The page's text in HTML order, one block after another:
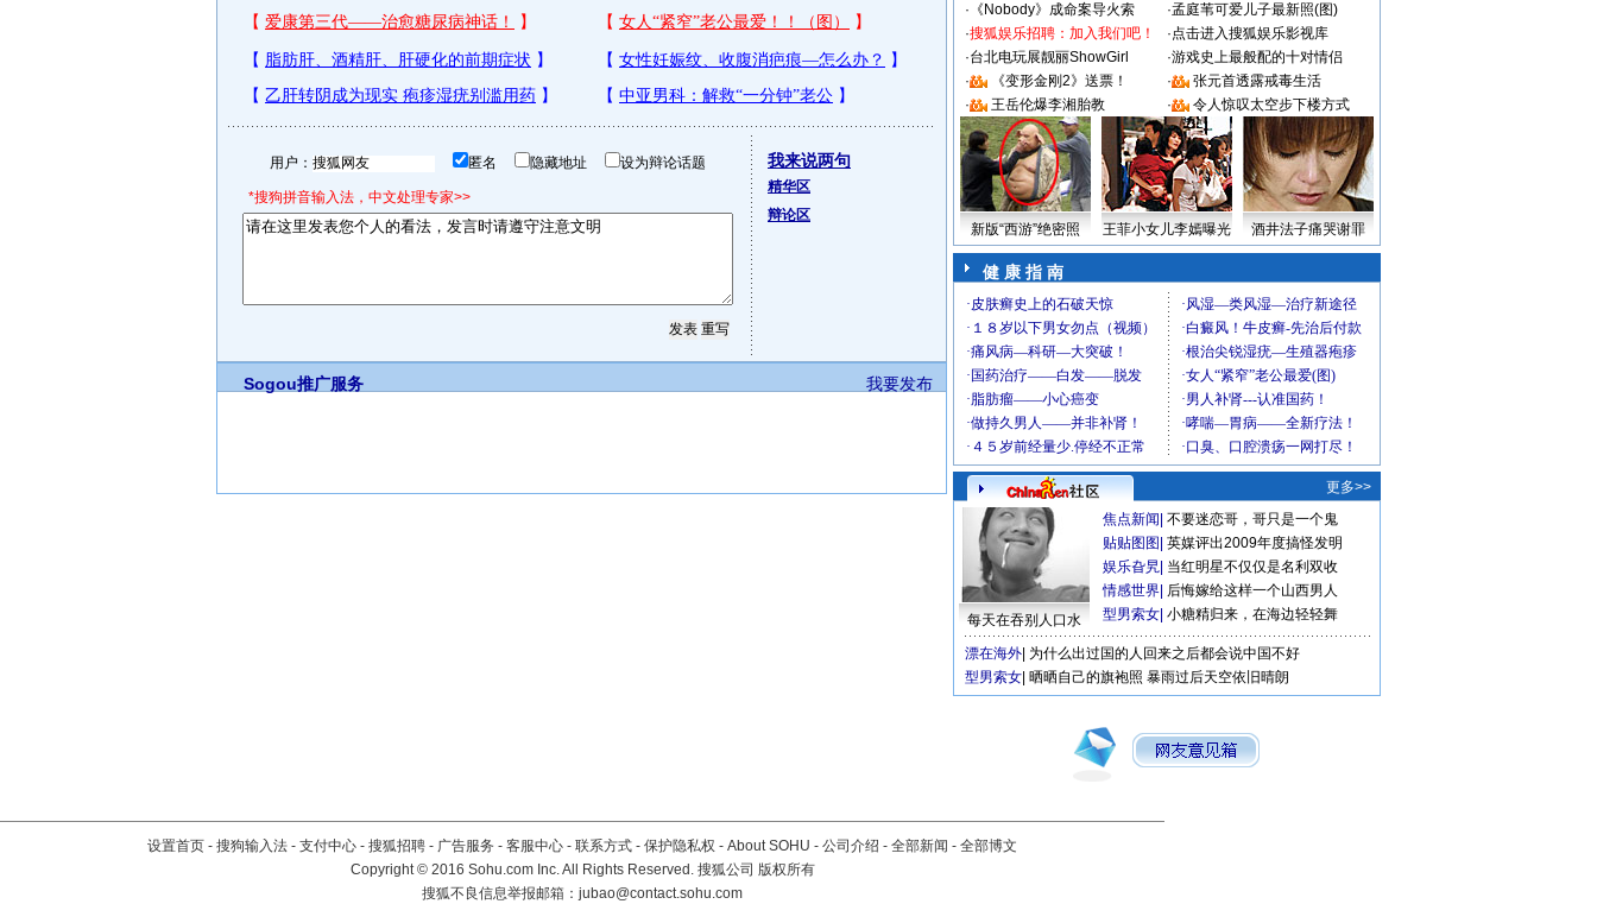
用户： 匿名 隐藏地址 设为辩论话题
*搜狗拼音输入法，中文处理专家>>
我来说两句
精华区
辩论区
我要发布
Sogou推广服务
· 《Nobody》成命案导火索 ·孟庭苇可爱儿子最新照(图)
·搜狐娱乐招聘：加入我们吧！ ·点击进入搜狐娱乐影视库
·台北电玩展靓丽ShowGirl ·游戏史上最般配的十对情侣
·
《变形金刚2》送票！ ·
张元首透露戒毒生活
·
王岳伦爆李湘胎教 · 令人惊叹太空步下楼方式
新版“西游”绝密照 王菲小女儿李嫣曝光 酒井法子痛哭谢罪
健 康 指 南
更多>>
每天在吞别人口水
焦点新闻 不要迷恋哥，哥只是一个鬼
贴贴图图 英媒评出2009年度搞怪发明
娱乐旮旯 当红明星不仅仅是名利双收
情感世界 后悔嫁给这样一个山西男人
型男索女 小糖精归来，在海边轻轻舞
漂在海外 为什么出过国的人回来之后都会说中国不好
型男索女 晒晒自己的旗袍照 暴雨过后天空依旧晴朗
设置首页 - 搜狗输入法 - 支付中心 - 搜狐招聘 - 广告服务 - 客服中心 - 联系方式 - 保护隐私权 - About SOHU - 公司介绍 - 全部新闻 - 全部博文
Copyright©2016 Sohu.com Inc. All Rights Reserved. 搜狐公司 版权所有
搜狐不良信息举报邮箱： jubao@contact.sohu.com